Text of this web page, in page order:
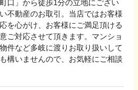
口」から徒歩1分の立地にござい
不動産のお取引。当店ではお客様
を心がけ、お客様にご満足頂ける
ご対応させて頂きます。マンショ
件など多岐に渡りお取り扱いして
構いませんので、お気軽にご相談